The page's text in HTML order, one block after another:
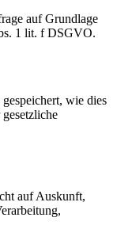
auf Grundlage
1 lit. f DSGVO.
wie dies
auf Auskunft,